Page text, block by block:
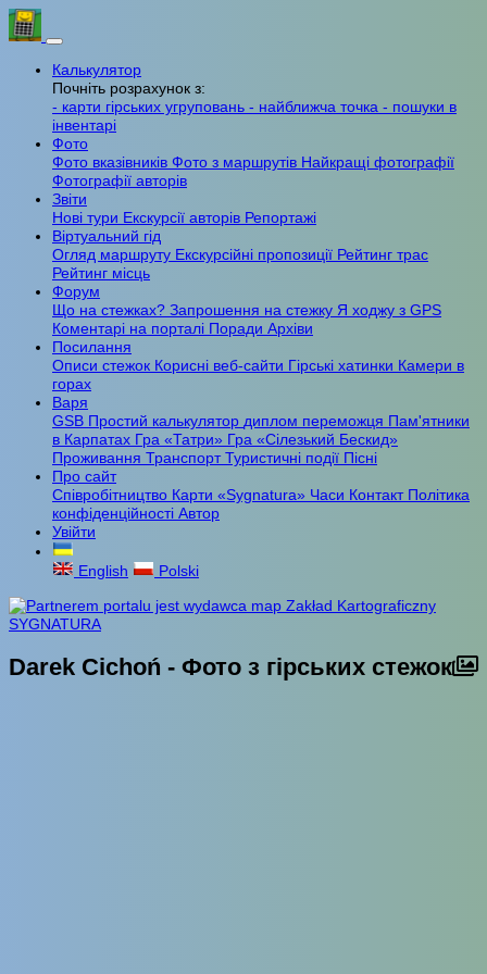
Калькулятор
Почніть розрахунок з:
- карти гірських угруповань - найближча точка - пошуки в
інвентарі
Фото
Фото вказівників Фото з маршрутів Найкращі фотографії
Фотографії авторів
Звіти
Нові тури Екскурсії авторів Репортажі
Віртуальний гід
Огляд маршруту Екскурсійні пропозиції Рейтинг трас
Рейтинг місць
Форум
Що на стежках? Запрошення на стежку Я ходжу з GPS
Коментарі на порталі Поради Архіви
Посилання
Описи стежок Корисні веб-сайти Гірські хатинки Камери в
горах
Варя
GSB Простий калькулятор диплом переможця Пам'ятники
в Карпатах Гра «Татри» Гра «Сілезький Бескид»
Проживання ТранспортТуристичні події Пісні
Про сайт
Співробітництво Карти «Sygnatura» Часи Контакт Політика
конфіденційності Автор
Увійти
English Polski
Darek Cichoń - Фото з гірських стежок